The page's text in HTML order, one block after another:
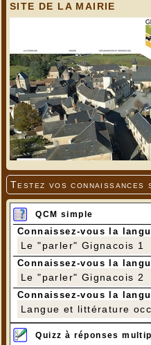
SITE DE LA MAIRIE
Testez vos connaissances
QCM simple
Connaissez-vous la
Le "parler" Gignacois 1
Connaissez-vous la
Le "parler" Gignacois 2
Connaissez-vous la
Langue et littérature
Quizz à réponses